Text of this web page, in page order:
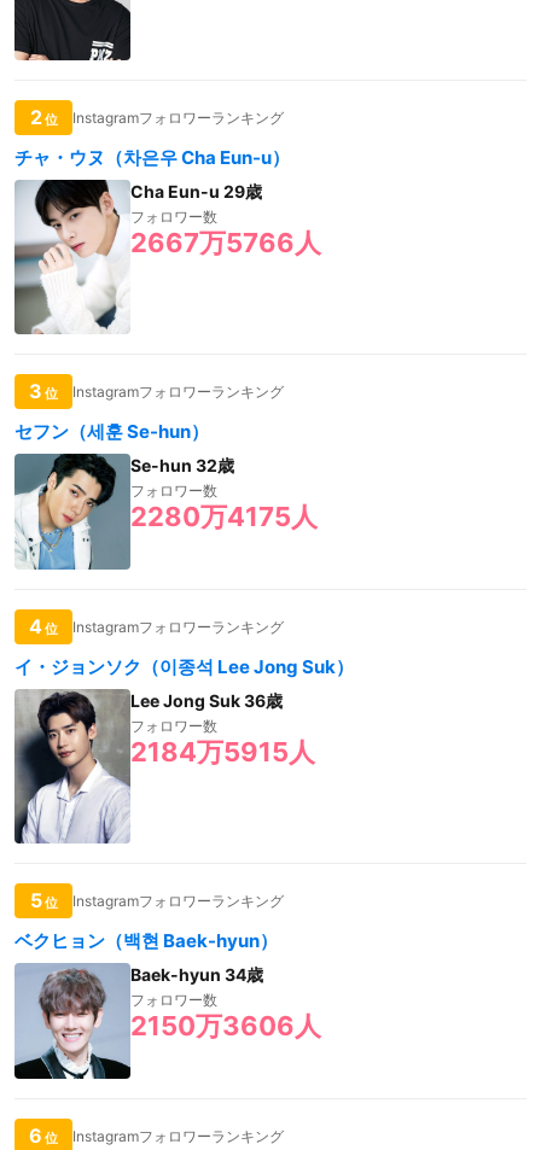
2位 Instagramフォロワーランキング
チャ・ウヌ（차은우 Cha Eun-u）
Cha Eun-u 29歳
フォロワー数
2667万5766人
3 位 Instagramフォロワーランキング
セフン（세훈 Se-hun）
Se-hun 32歳
フォロワー数
2280万4175人
4位 Instagramフォロワーランキング
イ・ジョンソク（이종석 Lee Jong Suk）
Lee Jong Suk 36歳
フォロワー数
2184万5915人
5位 Instagramフォロワーランキング
ベクヒョン（백현 Baek-hyun）
Baek-hyun 34歳
フォロワー数
2150万3606人
6 位 Instagramフォロワーランキング